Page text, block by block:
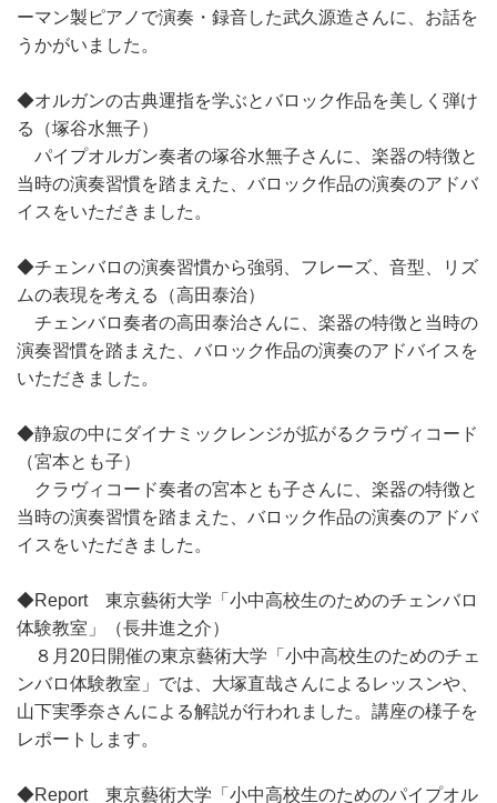
ーマン製ピアノで演奏・録音した武久源造さんに、お話を
うかがいました。
◆オルガンの古典運指を学ぶとバロック作品を美しく弾け
る（塚谷水無子）
パイプオルガン奏者の塚谷水無子さんに、楽器の特徴と
当時の演奏習慣を踏まえた、バロック作品の演奏のアドバ
イスをいただきました。
◆チェンバロの演奏習慣から強弱、フレーズ、音型、リズ
ムの表現を考える（高田泰治）
チェンバロ奏者の高田泰治さんに、楽器の特徴と当時の
演奏習慣を踏まえた、バロック作品の演奏のアドバイスを
いただきました。
◆静寂の中にダイナミックレンジが拡がるクラヴィコード
（宮本とも子）
クラヴィコード奏者の宮本とも子さんに、楽器の特徴と
当時の演奏習慣を踏まえた、バロック作品の演奏のアドバ
イスをいただきました。
◆Report 東京藝術大学「小中高校生のためのチェンバロ
体験教室」（長井進之介）
８月20日開催の東京藝術大学「小中高校生のためのチェ
ンバロ体験教室」では、大塚直哉さんによるレッスンや、
山下実季奈さんによる解説が行われました。講座の様子を
レポートします。
◆Report 東京藝術大学「小中高校生のためのパイプオル